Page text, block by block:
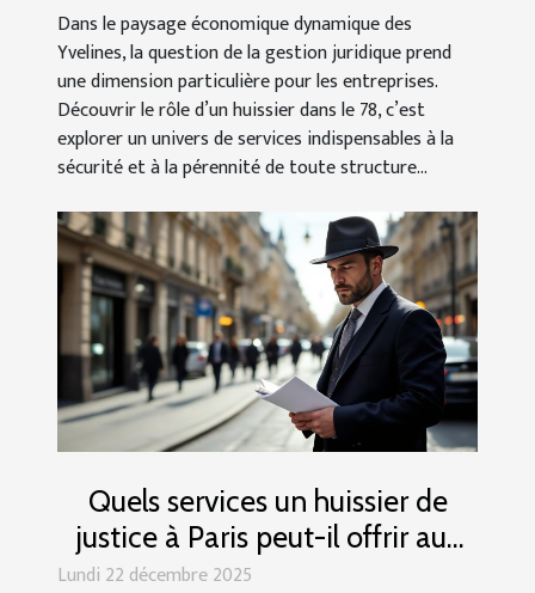
Dans le paysage économique dynamique des
Yvelines, la question de la gestion juridique prend
une dimension particulière pour les entreprises.
Découvrir le rôle d’un huissier dans le 78, c’est
explorer un univers de services indispensables à la
sécurité et à la pérennité de toute structure...
Quels services un huissier de
justice à Paris peut-il offrir aux
entreprises locales ?
Lundi 22 décembre 2025